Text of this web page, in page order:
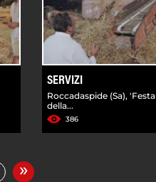
SERVIZI
Roccadaspide (Sa), 'Festa
della...
386
»